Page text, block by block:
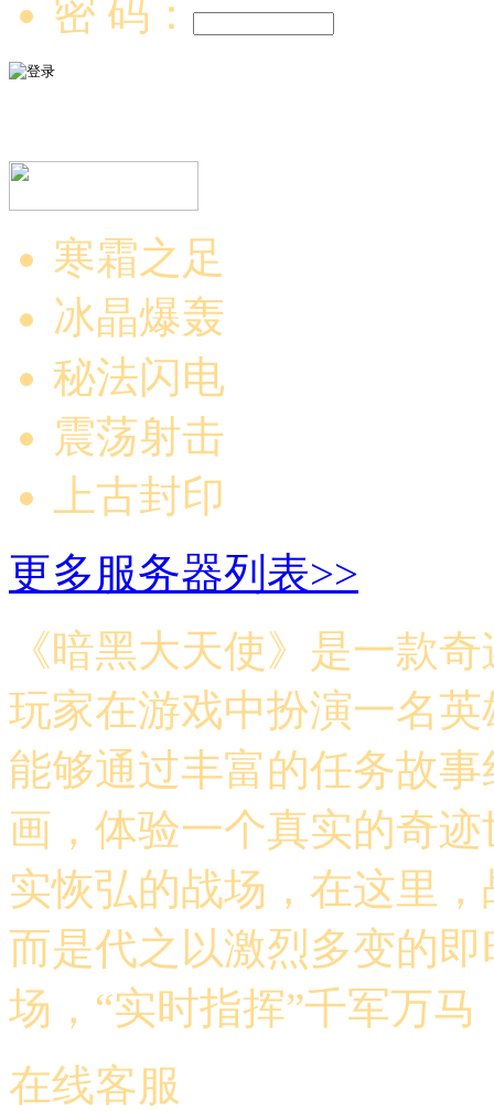
密 码：
寒霜之足
冰晶爆轰
秘法闪电
震荡射击
上古封印
更多服务器列表>>
《暗黑大天使》是一款
玩家在游戏中扮演一名
能够通过丰富的任务故
画，体验一个真实的奇
实恢弘的战场，在这里
而是代之以激烈多变的
场，“实时指挥”千军万
在线客服